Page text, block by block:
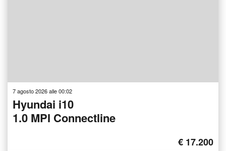
7 agosto 2026 alle 00:02
Hyundai i10
1.0 MPI Connectline
€ 17.200